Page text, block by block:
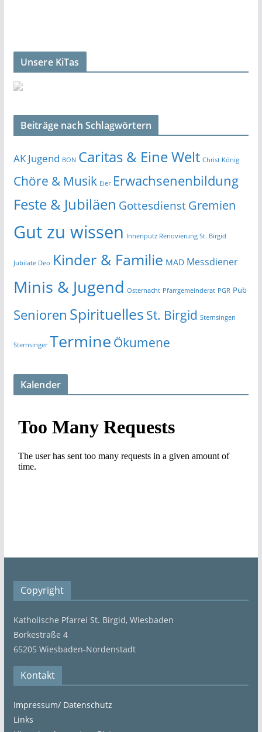
Unsere KiTas
Beiträge nach Schlagwörtern
AK Jugend BON Caritas & Eine Welt Christ König
Chöre & Musik Eier Erwachsenenbildung
Feste & Jubiläen GottesdienstGremien
Gut zu wissen Innenputz Renovierung St. Birgid
Jubilate Deo Kinder & Familie MAD Messdiener
Minis & Jugend Osternacht Pfarrgemeinderat PGR Pub
Senioren Spirituelles St. Birgid Sternsingen
Sternsinger Termine Ökumene
Kalender
Copyright
Katholische Pfarrei St. Birgid, Wiesbaden
Borkestraße 4
65205 Wiesbaden-Nordenstadt
Kontakt
Impressum/ Datenschutz
Links